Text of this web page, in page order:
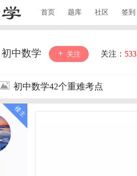
首页 题库 社区 签到
初中数学 关注 关注： 533
初中数学42个重难考点